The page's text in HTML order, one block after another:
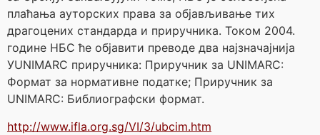
плаћања ауторских права за објављивање тих
драгоцених стандарда и приручника. Током 2004.
године НБС ће објавити преводе два најзначајнија
УUNIMARC приручника: Приручник за UNIMARC:
Формат за нормативне податке; Приручник за
UNIMARC: Библиографски формат.
http://www.ifla.org.sg/VI/3/ubcim.htm